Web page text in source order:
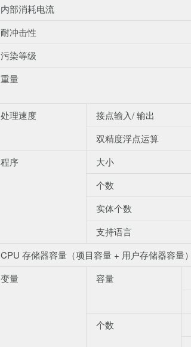
内部消耗电流
耐冲击性
污染等级
重量
处理速度 接点输入/ 输出
双精度浮点运算
程序
大小
个数
实体个数
支持语言
CPU 存储器容量（项目容量 + 用户存储器容量）
变量
容量
个数